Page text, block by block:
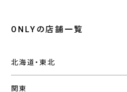
ONLYの店舗一覧
北海道・東北
関東